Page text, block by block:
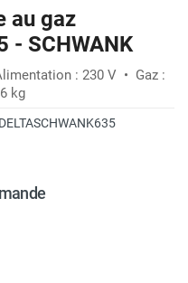
au gaz
- SCHWANK
: 230 V • Gaz :
kg